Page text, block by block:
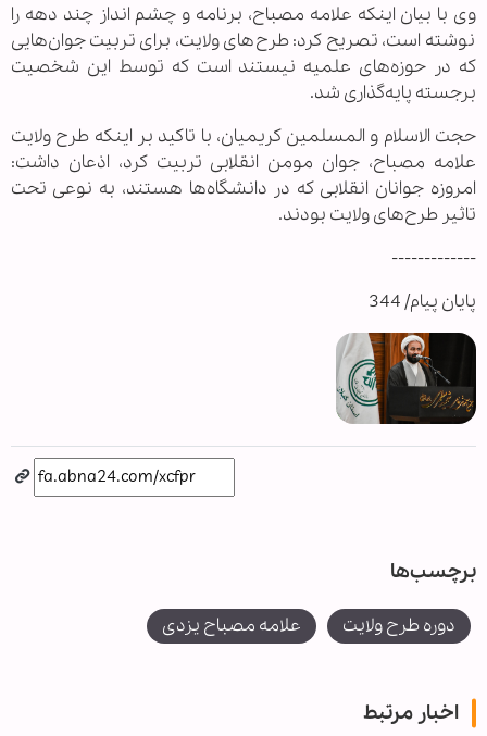
وی با بیان اینکه علامه مصباح، برنامه و چشم انداز چند دهه را
نوشته است، تصریح کرد: طرح‌های ولایت، برای تربیت جوان‌هایی
که در حوزه‌های علمیه نیستند است که توسط این شخصیت
برجسته پایه‌گذاری شد.
حجت الاسلام و المسلمین کریمیان، با تاکید بر اینکه طرح ولایت
علامه مصباح، جوان مومن انقلابی تربیت کرد، اذعان داشت:
امروزه جوانان انقلابی که در دانشگاه‌ها هستند، به نوعی تحت
تاثیر طرح‌های ولایت بودند.
-------------
پایان پیام/ 344
برچسب‌ها
دوره طرح ولایت علامه مصباح یزدی
اخبار مرتبط